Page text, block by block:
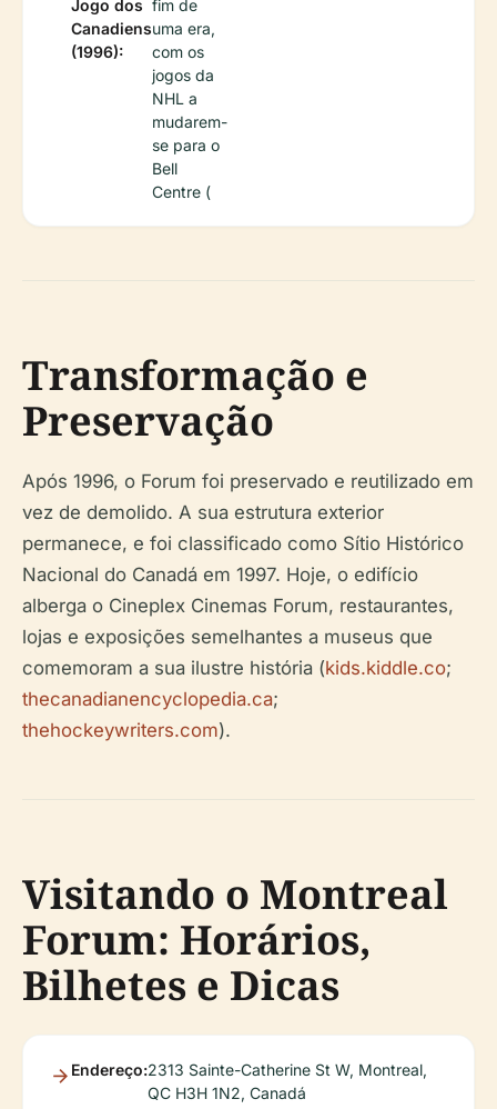
Jogo dos
Canadiens
(1996):
fim de
uma era,
com os
jogos da
NHL a
mudarem-
se para o
Bell
Centre (
Transformação e
Preservação
Após 1996, o Forum foi preservado e reutilizado em
vez de demolido. A sua estrutura exterior
permanece, e foi classificado como Sítio Histórico
Nacional do Canadá em 1997. Hoje, o edifício
alberga o Cineplex Cinemas Forum, restaurantes,
lojas e exposições semelhantes a museus que
comemoram a sua ilustre história (kids.kiddle.co;
thecanadianencyclopedia.ca;
thehockeywriters.com).
Visitando o Montreal
Forum: Horários,
Bilhetes e Dicas
Endereço:2313 Sainte-Catherine St W, Montreal,
QC H3H 1N2, Canadá